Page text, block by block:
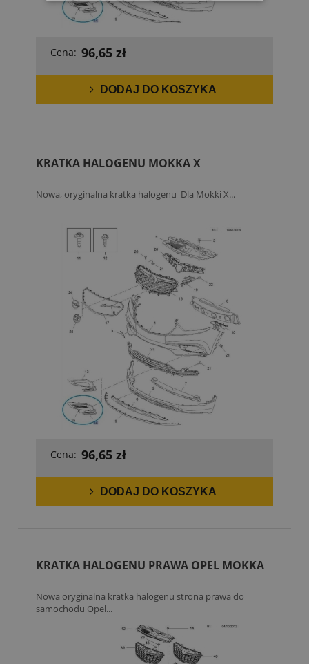
Cena: 96,65 zł
DODAJ DO KOSZYKA
KRATKA HALOGENU MOKKA X
Nowa, oryginalna kratka halogenu Dla Mokki X...
Cena: 96,65 zł
DODAJ DO KOSZYKA
KRATKA HALOGENU PRAWA OPEL MOKKA
Nowa oryginalna kratka halogenu strona prawa do
samochodu Opel...